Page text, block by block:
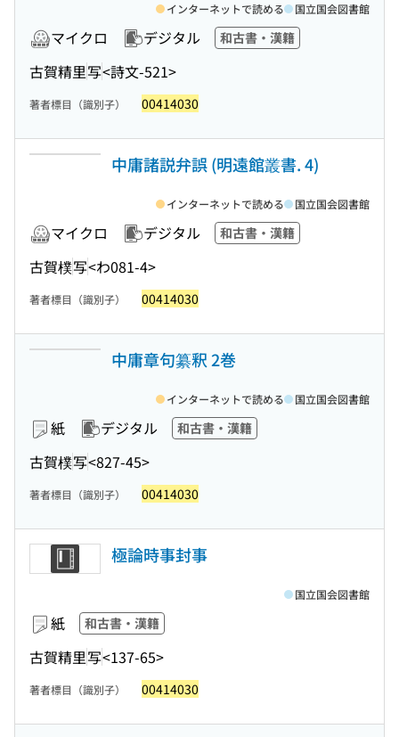
マイクロ デジタル 和古書・漢籍
古賀精里写<詩文-521>
インターネットで読める 国立国会図書館
著者標目（識別子） 00414030
中庸諸説弁誤 (明遠館叢書. 4)
マイクロ デジタル 和古書・漢籍
古賀樸写<わ081-4>
インターネットで読める 国立国会図書館
著者標目（識別子） 00414030
中庸章句纂釈 2巻
紙 デジタル 和古書・漢籍
古賀樸写<827-45>
インターネットで読める 国立国会図書館
著者標目（識別子） 00414030
極論時事封事
紙 和古書・漢籍
古賀精里写<137-65>
国立国会図書館
著者標目（識別子） 00414030